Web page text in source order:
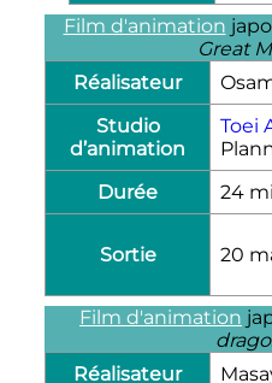
Film d'animation
Great
Réalisateur
Studio
d’animation
Toei
Durée
24
Sortie 20
Film d'animation
Réalisateur